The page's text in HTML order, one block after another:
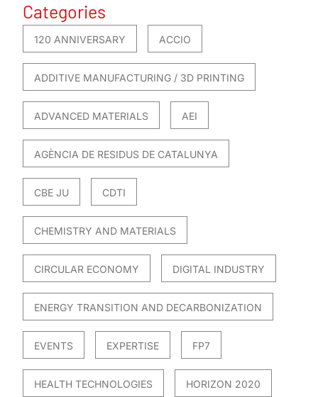
Categories
120 ANNIVERSARY ACCIO
ADDITIVE MANUFACTURING / 3D PRINTING
ADVANCED MATERIALS AEI
AGÈNCIA DE RESIDUS DE CATALUNYA
CBE JU CDTI
CHEMISTRY AND MATERIALS
CIRCULAR ECONOMY DIGITAL INDUSTRY
ENERGY TRANSITION AND DECARBONIZATION
EVENTS EXPERTISE FP7
HEALTH TECHNOLOGIES HORIZON 2020